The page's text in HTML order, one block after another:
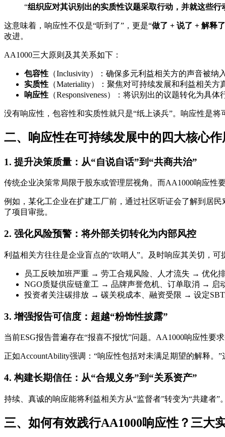
“组织应对其识别出的实质性议题采取行动，并就这些行
这意味着，响应性不仅是“听到了”，更是“做了 + 说了 + 解释
改进。
AA1000三大原则及其关系如下：
包容性 （Inclusivity）：确保多元利益相关方的声音被纳
实质性 （Materiality）：聚焦对可持续发展和利益相关方
响应性 （Responsiveness）：将识别出的议题转化为具
没有响应性，包容性和实质性就只是“纸上谈兵”。响应性是将
二、响应性在可持续发展中的四大核心作
1. 提升决策质量：从“自说自话”到“共商共治”
传统企业决策常局限于股东或管理层视角。而AA1000响应性
例如，某化工企业在扩建工厂前，通过社区听证会了解到居
了项目审批。
2. 强化风险预警：将外部关切转化为内部风控
利益相关方往往是企业盲点的“吹哨人”。及时响应其关切，
员工反映加班严重 → 劳工合规风险、人才流失 → 优化
NGO质疑供应链童工 → 品牌声誉危机、订单取消 → 启
投资者关注碳排放 → 碳关税成本、融资受限 → 设定
3. 增强报告可信度：超越“粉饰性披露”
当前ESG报告普遍存在“报喜不报忧”问题。AA1000响应性要
正如AccountAbility强调：“响应性包括对未满足期望的解释。
4. 构建长期信任：从“合规义务”到“关系资产”
持续、真诚的响应能将利益相关方从“监督者”转变为“共建者
三、如何有效践行AA1000响应性？三大